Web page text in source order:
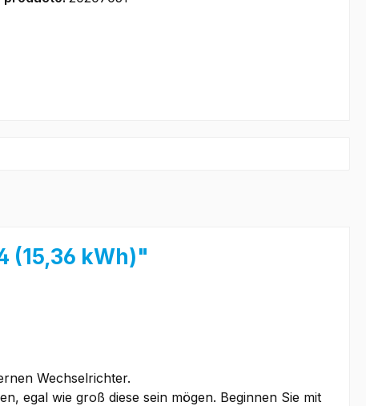
(15,36 kWh)"
Wechselrichter.
egal wie groß diese sein mögen. Beginnen Sie mit